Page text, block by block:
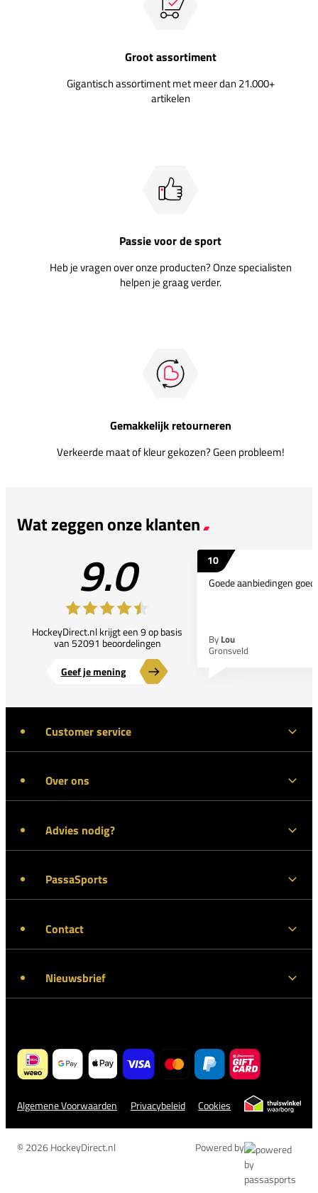
Groot assortiment
Gigantisch assortiment met meer dan 21.000+
artikelen
Passie voor de sport
Heb je vragen over onze producten? Onze specialisten
helpen je graag verder.
Gemakkelijk retourneren
Verkeerde maat of kleur gekozen? Geen probleem!
Wat zeggen onze klanten
9.0
HockeyDirect.nl krijgt een 9 op basis
van 52091 beoordelingen
Geef je mening
10
Goede aanbiedingen
By Lou
Gronsveld
Customer service
Over ons
Advies nodig?
PassaSports
Contact
Nieuwsbrief
Algemene Voorwaarden Privacybeleid Cookies
© 2026 HockeyDirect.nl Powered by